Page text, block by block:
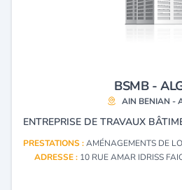
BSMB -
AIN BENIAN -
PRESTATIONS :AMÉNAGEMENTS DE LOCAUX
ADRESSE : 10 RUE AMAR IDRISS